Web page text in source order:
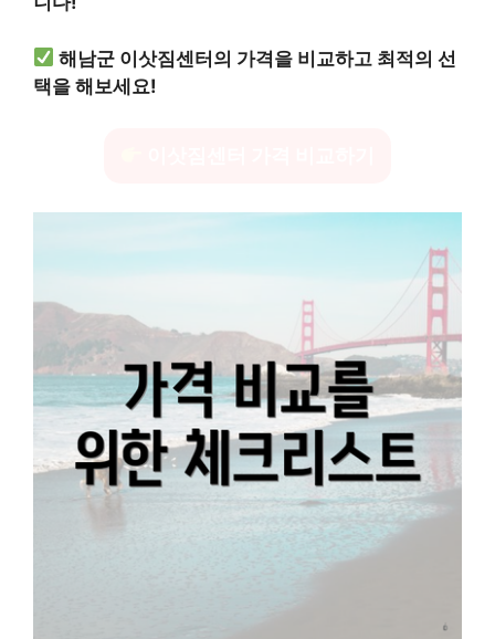
해남군 이삿짐센터의 가격을 비교하고 최적의 선
택을 해보세요!